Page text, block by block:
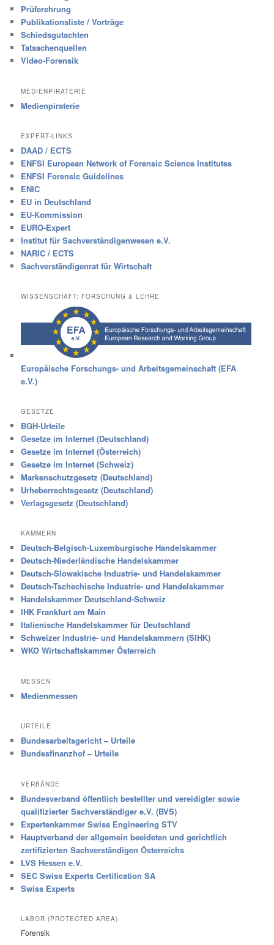
Prüferehrung
Publikationsliste / Vorträge
Schiedsgutachten
Tatsachenquellen
Video-Forensik
MEDIENPIRATERIE
Medienpiraterie
EXPERT-LINKS
DAAD / ECTS
ENFSI European Network of Forensic Science Institutes
ENFSI Forensic Guidelines
ENIC
EU in Deutschland
EU-Kommission
EURO-Expert
Institut für Sachverständigenwesen e.V.
NARIC / ECTS
Sachverständigenrat für Wirtschaft
WISSENSCHAFT: FORSCHUNG & LEHRE
Europäische Forschungs- und Arbeitsgemeinschaft (EFA
e.V.)
GESETZE
BGH-Urteile
Gesetze im Internet (Deutschland)
Gesetze im Internet (Österreich)
Gesetze im Internet (Schweiz)
Markenschutzgesetz (Deutschland)
Urheberrechtsgesetz (Deutschland)
Verlagsgesetz (Deutschland)
KAMMERN
Deutsch-Belgisch-Luxemburgische Handelskammer
Deutsch-Niederländische Handelskammer
Deutsch-Slowakische Industrie- und Handelskammer
Deutsch-Tschechische Industrie- und Handelskammer
Handelskammer Deutschland-Schweiz
IHK Frankfurt am Main
Italienische Handelskammer für Deutschland
Schweizer Industrie- und Handelskammern (SIHK)
WKO Wirtschaftskammer Österreich
MESSEN
Medienmessen
URTEILE
Bundesarbeitsgericht – Urteile
Bundesfinanzhof – Urteile
VERBÄNDE
Bundesverband öffentlich bestellter und vereidigter sowie
qualifizierter Sachverständiger e.V. (BVS)
Expertenkammer Swiss Engineering STV
Hauptverband der allgemein beeideten und gerichtlich
zertifizierten Sachverständigen Österreichs
LVS Hessen e.V.
SEC Swiss Experts Certification SA
Swiss Experts
LABOR (PROTECTED AREA)
Forensik